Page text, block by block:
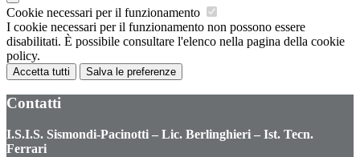
Cookie necessari per il funzionamento
I cookie necessari per il funzionamento non possono essere
disabilitati. È possibile consultare l'elenco nella pagina della cookie
policy.
Accetta tutti Salva le preferenze
Contatti
I.S.I.S. Sismondi-Pacinotti – Lic. Berlinghieri – Ist. Tecn.
Ferrari